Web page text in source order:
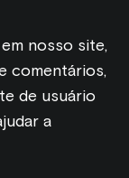
com
marcas
da
SEO a motor
real
nosso site,
comentários,
de usuário
a